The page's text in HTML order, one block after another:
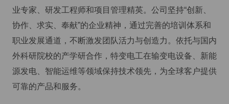
业专家、研发工程师和项目管理精英。公司坚持“创新、
协作、求实、奉献”的企业精神，通过完善的培训体系和
职业发展通道，不断激发团队活力与创造力。依托与国内
外科研院校的产学研合作，特变电工在输变电设备、新能
源发电、智能运维等领域保持技术领先，为全球客户提供
可靠的产品和服务。